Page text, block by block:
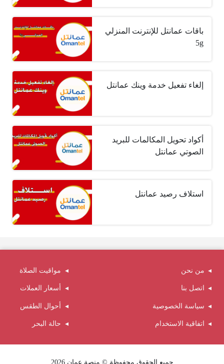
باقات عمانتل للإنترنت المنزلي
5g
إلغاء تفعيل خدمة وينك عمانتل
أكواد تحويل المكالمات للبريد
الصوتي عمانتل
استلاف رصيد عمانتل
من نحن
اتصل بنا
سياسة الخصوصية
اتفاقية الاستخدام
مواقيت الصلاة
أسعار العملات
أحوال الطقس
حالة البحر
جميع الحقوق محفوظة © منصة عمان 2026